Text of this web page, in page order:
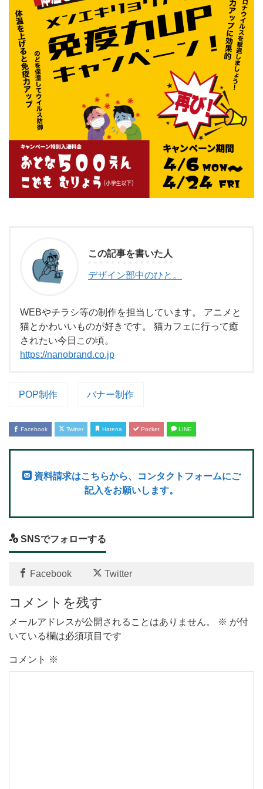
この記事を書いた人
デザイン部中のひと。
WEBやチラシ等の制作を担当しています。 アニメと
猫とかわいいものが好きです。 猫カフェに行って癒
されたい今日この頃。
https://nanobrand.co.jp
POP制作 バナー制作
Facebook Twitter Hatena Pocket LINE
資料請求はこちらから、コンタクトフォームにご
記入をお願いします。
SNSでフォローする
Facebook Twitter
コメントを残す
メールアドレスが公開されることはありません。 ※ が付
いている欄は必須項目です
コメント ※